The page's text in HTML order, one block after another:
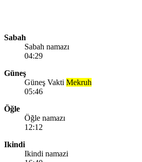
Sabah
Sabah namazı
04:29
Güneş
Güneş Vakti Mekruh
05:46
Öğle
Öğle namazı
12:12
Ikindi
Ikindi namazi